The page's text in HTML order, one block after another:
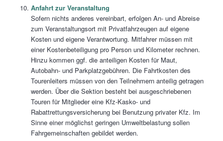
Anfahrt zur Veranstaltung
Sofern nichts anderes vereinbart, erfolgen An- und Abreise
zum Veranstaltungsort mit Privatfahrzeugen auf eigene
Kosten und eigene Verantwortung. Mitfahrer müssen mit
einer Kostenbeteiligung pro Person und Kilometer rechnen.
Hinzu kommen ggf. die anteiligen Kosten für Maut,
Autobahn- und Parkplatzgebühren. Die Fahrtkosten des
Tourenleiters müssen von den Teilnehmern anteilig getragen
werden. Über die Sektion besteht bei ausgeschriebenen
Touren für Mitglieder eine Kfz-Kasko- und
Rabattrettungsversicherung bei Benutzung privater Kfz. Im
Sinne einer möglichst geringen Umweltbelastung sollen
Fahrgemeinschaften gebildet werden.